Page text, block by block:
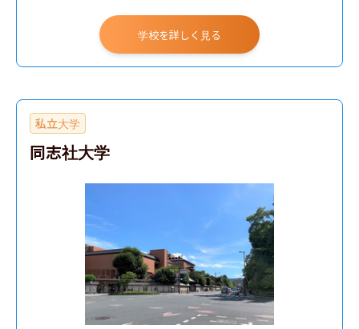
学校を詳しく見る
私立大学
同志社大学